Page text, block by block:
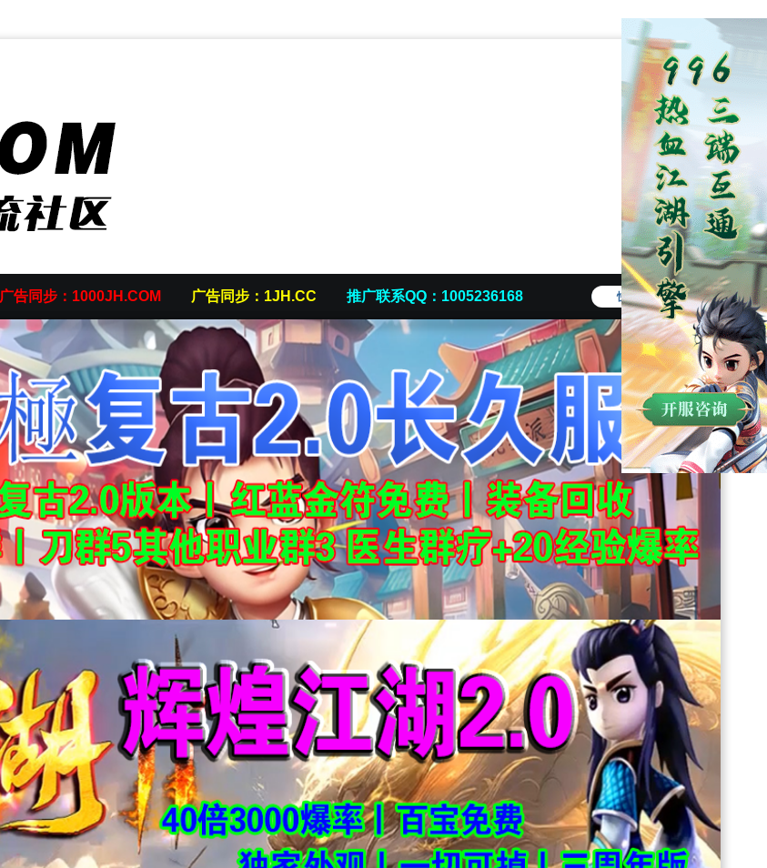
快捷导航
广告同步：1000JH.COM 广告同步：1JH.CC 推广联系QQ：1005236168